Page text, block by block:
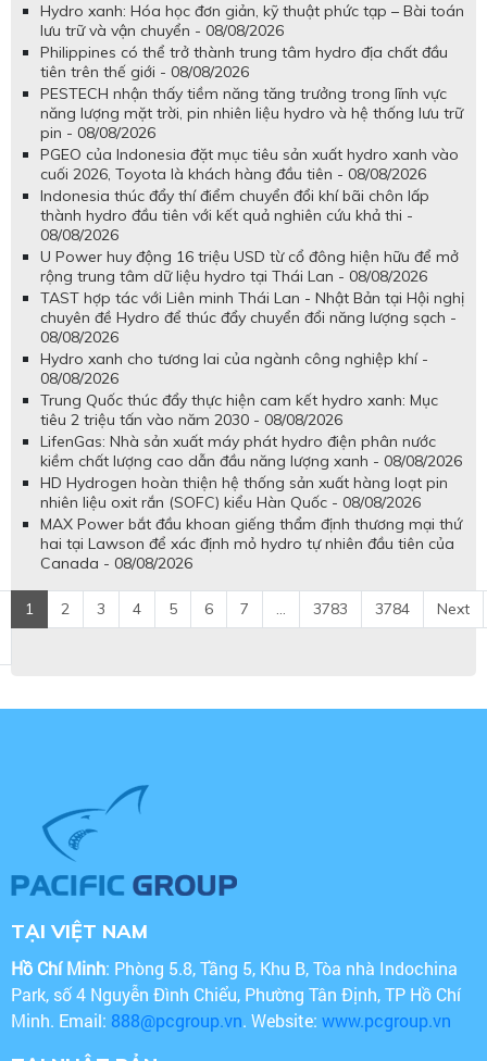
Hydro xanh: Hóa học đơn giản, kỹ thuật phức tạp – Bài toán
lưu trữ và vận chuyển - 08/08/2026
Philippines có thể trở thành trung tâm hydro địa chất đầu
tiên trên thế giới - 08/08/2026
PESTECH nhận thấy tiềm năng tăng trưởng trong lĩnh vực
năng lượng mặt trời, pin nhiên liệu hydro và hệ thống lưu trữ
pin - 08/08/2026
PGEO của Indonesia đặt mục tiêu sản xuất hydro xanh vào
cuối 2026, Toyota là khách hàng đầu tiên - 08/08/2026
Indonesia thúc đẩy thí điểm chuyển đổi khí bãi chôn lấp
thành hydro đầu tiên với kết quả nghiên cứu khả thi -
08/08/2026
U Power huy động 16 triệu USD từ cổ đông hiện hữu để mở
rộng trung tâm dữ liệu hydro tại Thái Lan - 08/08/2026
TAST hợp tác với Liên minh Thái Lan - Nhật Bản tại Hội nghị
chuyên đề Hydro để thúc đẩy chuyển đổi năng lượng sạch -
08/08/2026
Hydro xanh cho tương lai của ngành công nghiệp khí -
08/08/2026
Trung Quốc thúc đẩy thực hiện cam kết hydro xanh: Mục
tiêu 2 triệu tấn vào năm 2030 - 08/08/2026
LifenGas: Nhà sản xuất máy phát hydro điện phân nước
kiềm chất lượng cao dẫn đầu năng lượng xanh - 08/08/2026
HD Hydrogen hoàn thiện hệ thống sản xuất hàng loạt pin
nhiên liệu oxit rắn (SOFC) kiểu Hàn Quốc - 08/08/2026
MAX Power bắt đầu khoan giếng thẩm định thương mại thứ
hai tại Lawson để xác định mỏ hydro tự nhiên đầu tiên của
Canada - 08/08/2026
1 2 3 4 5 6 7 ... 3783 3784 Next
TẠI VIỆT NAM
Hồ Chí Minh: Phòng 5.8, Tầng 5, Khu B, Tòa nhà Indochina
Park, số 4 Nguyễn Đình Chiểu, Phường Tân Định, TP Hồ Chí
Minh. Email: 888@pcgroup.vn. Website: www.pcgroup.vn